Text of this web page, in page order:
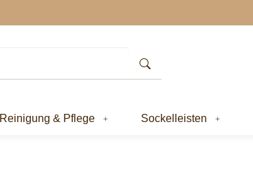
Reinigung & Pflege Sockelleisten